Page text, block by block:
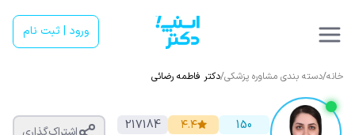
ورود | ثبت نام
خانه/دسته بندی مشاوره پزشکی/دکتر فاطمه رضائی
150 ۴.۴ 217184